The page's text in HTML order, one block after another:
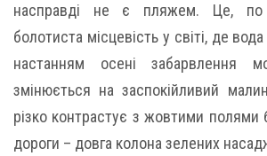
насправді не є пляжем. Це, по
болотиста місцевість у світі, де
настанням осені забарвлення
змінюється на заспокійливий
різко контрастує з жовтими полями
дороги – довга колона зелених